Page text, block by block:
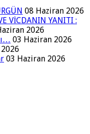
08 Haziran 2026
VİCDANIN YANITI :
2026
03 Haziran 2026
03 Haziran 2026